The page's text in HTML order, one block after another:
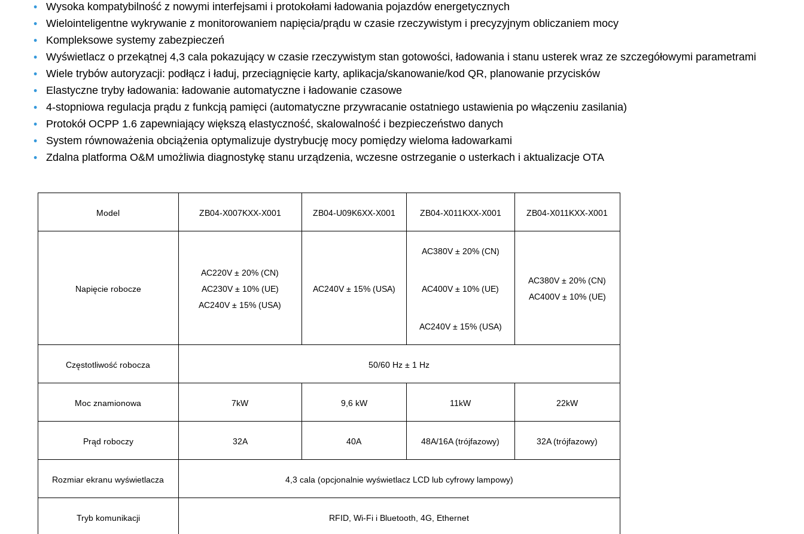
•
Wysoka kompatybilność z nowymi interfejsami i protokołami ładowania pojazdów energetycznych
•
Wielointeligentne wykrywanie z monitorowaniem napięcia/prądu w czasie rzeczywistym i precyzyjnym obliczaniem mocy
•
Kompleksowe systemy zabezpieczeń
•
Wyświetlacz o przekątnej 4,3 cala pokazujący w czasie rzeczywistym stan gotowości, ładowania i stanu usterek wraz ze szczegółowymi parametrami
•
Wiele trybów autoryzacji: podłącz i ładuj, przeciągnięcie karty, aplikacja/skanowanie/kod QR, planowanie przycisków
•
Elastyczne tryby ładowania: ładowanie automatyczne i ładowanie czasowe
•
4-stopniowa regulacja prądu z funkcją pamięci (automatyczne przywracanie ostatniego ustawienia po włączeniu zasilania)
•
Protokół OCPP 1.6 zapewniający większą elastyczność, skalowalność i bezpieczeństwo danych
•
System równoważenia obciążenia optymalizuje dystrybucję mocy pomiędzy wieloma ładowarkami
•
Zdalna platforma O&M umożliwia diagnostykę stanu urządzenia, wczesne ostrzeganie o usterkach i aktualizacje OTA
Model ZB04-X007KXX-X001 ZB04-U09K6XX-X001 ZB04-X011KXX-X001 ZB04-X011KXX-X001
Napięcie robocze
AC220V ± 20% (CN)
AC230V ± 10% (UE)
AC240V ± 15% (USA)
AC240V ± 15% (USA)
AC380V ± 20% (CN)
AC380V ± 20% (CN)
AC400V ± 10% (UE)
AC400V ± 10% (UE)
AC240V ± 15% (USA)
Częstotliwość robocza 50/60 Hz ± 1 Hz
Moc znamionowa 7kW 9,6 kW 11kW 22kW
Prąd roboczy 32A 40A 48A/16A (trójfazowy) 32A (trójfazowy)
Rozmiar ekranu wyświetlacza 4,3 cala (opcjonalnie wyświetlacz LCD lub cyfrowy lampowy)
Tryb komunikacji RFID, Wi-Fi i Bluetooth, 4G, Ethernet